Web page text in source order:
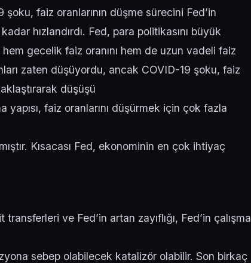
faiz oranlarının düşme sürecini Fed’in
hızlandırdı. Fed, para politikasını büyük
hem gecelik faiz oranını hem de uzun vadeli faiz
zaten düşüyordu, ancak COVID-19 şoku, faiz
düşüşü
yapısı, faiz oranlarını düşürmek için çok fazla
Kısacası Fed, ekonominin en çok ihtiyaç
ve Fed’in artan zayıflığı, Fed’in çalışma
sebep olabilecek katalizör olabilir. Son birkaç